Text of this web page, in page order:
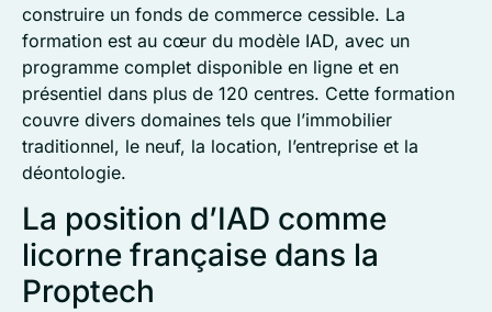
construire un fonds de commerce cessible. La
formation est au cœur du modèle IAD, avec un
programme complet disponible en ligne et en
présentiel dans plus de 120 centres. Cette formation
couvre divers domaines tels que l’immobilier
traditionnel, le neuf, la location, l’entreprise et la
déontologie.
La position d’IAD comme
licorne française dans la
Proptech